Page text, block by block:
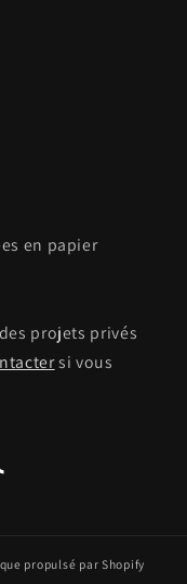
en papier
projets privés
si vous
propulsé par Shopify